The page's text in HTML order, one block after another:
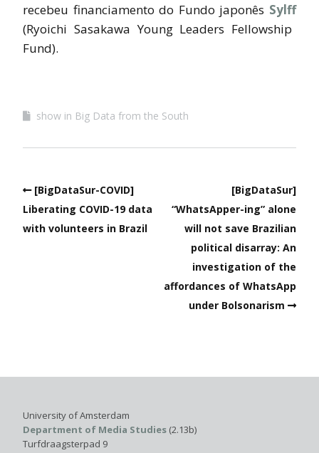
recebeu financiamento do Fundo japonês Sylff
(Ryoichi Sasakawa Young Leaders Fellowship
Fund).
show in Big Data from the South
[BigDataSur-COVID]
Liberating COVID-19 data
with volunteers in Brazil
[BigDataSur]
“WhatsApper-ing” alone
will not save Brazilian
political disarray: An
investigation of the
affordances of WhatsApp
under Bolsonarism
University of Amsterdam
Department of Media Studies (2.13b)
Turfdraagsterpad 9